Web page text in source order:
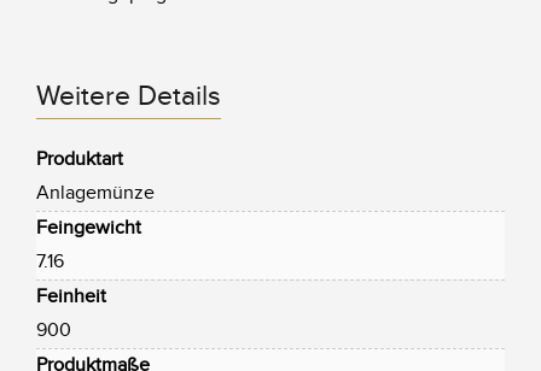
Weitere Details
Produktart
Anlagemünze
Feingewicht
7.16
Feinheit
900
Produktmaße